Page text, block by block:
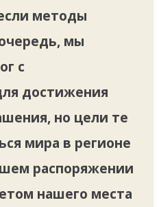
методы
мы
с
достижения
но цели те
мира в регионе
распоряжении
нашего места